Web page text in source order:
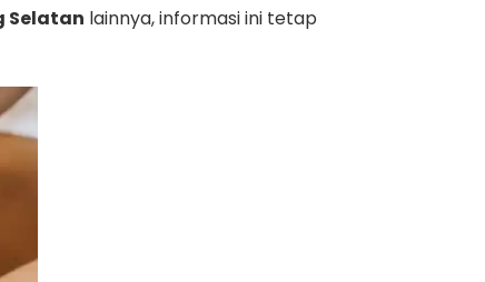
Selatan lainnya, informasi ini tetap